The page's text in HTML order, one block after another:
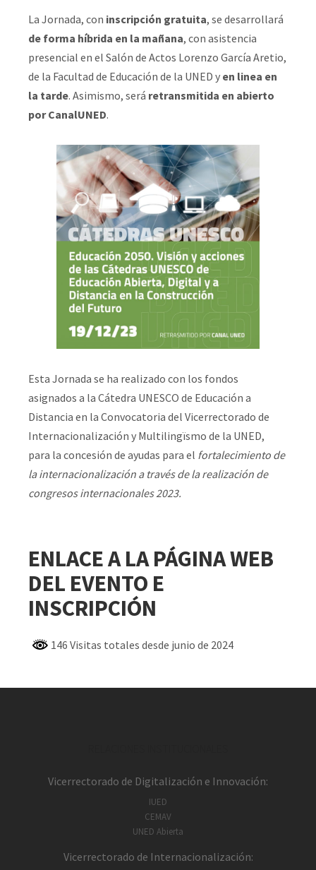
La Jornada, con inscripción gratuita, se desarrollará
de forma híbrida en la mañana, con asistencia
presencial en el Salón de Actos Lorenzo García Aretio,
de la Facultad de Educación de la UNED y en linea en
la tarde. Asimismo, será retransmitida en abierto
por CanalUNED.
Esta Jornada se ha realizado con los fondos
asignados a la Cátedra UNESCO de Educación a
Distancia en la Convocatoria del Vicerrectorado de
Internacionalización y Multilingïsmo de la UNED,
para la concesión de ayudas para el fortalecimiento de
la internacionalización a través de la realización de
congresos internacionales 2023.
ENLACE A LA PÁGINA WEB
DEL EVENTO E
INSCRIPCIÓN
146 Visitas totales desde junio de 2024
Vicerrectorado de Digitalización e Innovación:
IUED
CEMAV
UNED Abierta
Vicerrectorado de Internacionalización: